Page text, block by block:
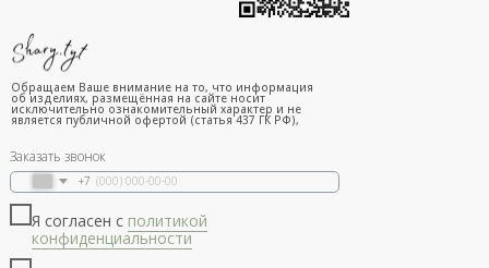
Заказать звонок
+7
Я согласен с политикой
конфиденциальности
Обращаем Ваше внимание на то, что информация
об изделиях, размещённая на сайте носит
исключительно ознакомительный характер и не
является публичной офертой (статья 437 ГК РФ),